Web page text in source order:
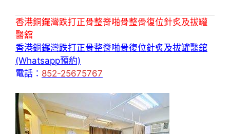
香港銅鑼灣跌打正骨整脊啪骨整骨復位針炙及拔罐
醫舘
香港銅鑼灣跌打正骨整脊啪骨復位針炙及拔罐醫舘
(Whatsapp預約)
電話： 852-25675767